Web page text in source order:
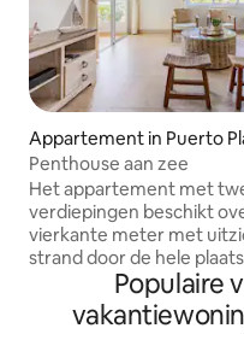
Appartement in Puerto
Penthouse aan zee
Het appartement met
verdiepingen beschikt over: -
vierkante meter met
strand door de hele
op minder dan 200
het gebouw. - Hoofdsuite op de begane
grond met complete
Populaire